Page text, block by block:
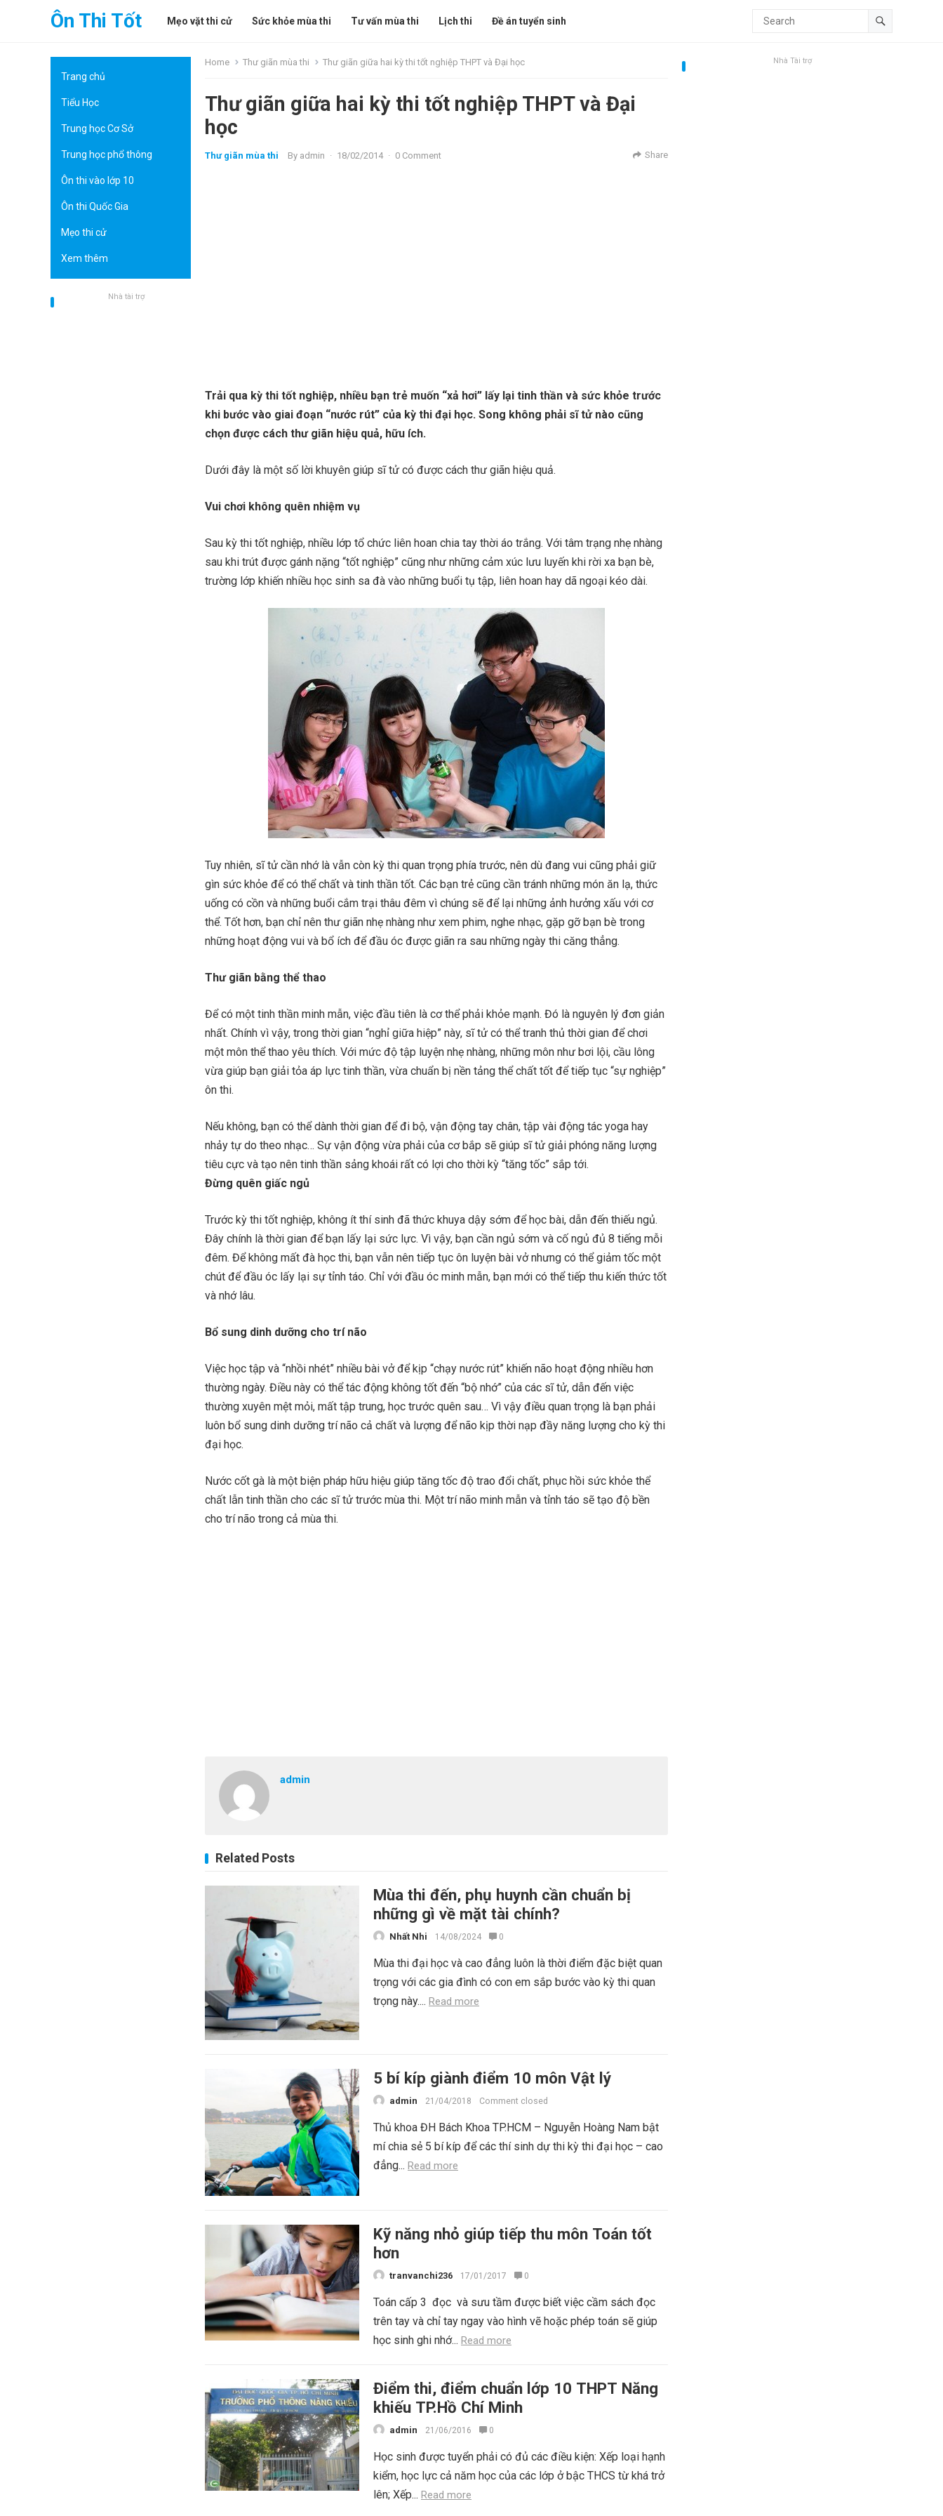
Ôn Thi Tốt Mẹo vặt thi cử Sức khỏe mùa thi Tư vấn mùa thi Lịch thi Đề án tuyển sinh
Trang chủ
Tiểu Học
Trung học Cơ Sở
Trung học phổ thông
Ôn thi vào lớp 10
Ôn thi Quốc Gia
Mẹo thi cử
Xem thêm
Nhà tài trợ
Home Thư giãn mùa thi Thư giãn giữa hai kỳ thi tốt nghiệp THPT và Đại học
Thư giãn giữa hai kỳ thi tốt nghiệp THPT và Đại
học
Thư giãn mùa thi By admin · 18/02/2014 · 0 Comment Share
Trải qua kỳ thi tốt nghiệp, nhiều bạn trẻ muốn “xả hơi” lấy lại tinh thần và sức khỏe trước
khi bước vào giai đoạn “nước rút” của kỳ thi đại học. Song không phải sĩ tử nào cũng
chọn được cách thư giãn hiệu quả, hữu ích.
Dưới đây là một số lời khuyên giúp sĩ tử có được cách thư giãn hiệu quả.
Vui chơi không quên nhiệm vụ
Sau kỳ thi tốt nghiệp, nhiều lớp tổ chức liên hoan chia tay thời áo trắng. Với tâm trạng nhẹ nhàng
sau khi trút được gánh nặng “tốt nghiệp” cũng như những cảm xúc lưu luyến khi rời xa bạn bè,
trường lớp khiến nhiều học sinh sa đà vào những buổi tụ tập, liên hoan hay dã ngoại kéo dài.
Tuy nhiên, sĩ tử cần nhớ là vẫn còn kỳ thi quan trọng phía trước, nên dù đang vui cũng phải giữ
gìn sức khỏe để có thể chất và tinh thần tốt. Các bạn trẻ cũng cần tránh những món ăn lạ, thức
uống có cồn và những buổi cắm trại thâu đêm vì chúng sẽ để lại những ảnh hưởng xấu với cơ
thể. Tốt hơn, bạn chỉ nên thư giãn nhẹ nhàng như xem phim, nghe nhạc, gặp gỡ bạn bè trong
những hoạt động vui và bổ ích để đầu óc được giãn ra sau những ngày thi căng thẳng.
Thư giãn bằng thể thao
Để có một tinh thần minh mẫn, việc đầu tiên là cơ thể phải khỏe mạnh. Đó là nguyên lý đơn giản
nhất. Chính vì vậy, trong thời gian “nghỉ giữa hiệp” này, sĩ tử có thể tranh thủ thời gian để chơi
một môn thể thao yêu thích. Với mức độ tập luyện nhẹ nhàng, những môn như bơi lội, cầu lông
vừa giúp bạn giải tỏa áp lực tinh thần, vừa chuẩn bị nền tảng thể chất tốt để tiếp tục “sự nghiệp”
ôn thi.
Nếu không, bạn có thể dành thời gian để đi bộ, vận động tay chân, tập vài động tác yoga hay
nhảy tự do theo nhạc… Sự vận động vừa phải của cơ bắp sẽ giúp sĩ tử giải phóng năng lượng
tiêu cực và tạo nên tinh thần sảng khoái rất có lợi cho thời kỳ “tăng tốc” sắp tới.
Đừng quên giấc ngủ
Trước kỳ thi tốt nghiệp, không ít thí sinh đã thức khuya dậy sớm để học bài, dẫn đến thiếu ngủ.
Đây chính là thời gian để bạn lấy lại sức lực. Vì vậy, bạn cần ngủ sớm và cố ngủ đủ 8 tiếng mỗi
đêm. Để không mất đà học thi, bạn vẫn nên tiếp tục ôn luyện bài vở nhưng có thể giảm tốc một
chút để đầu óc lấy lại sự tỉnh táo. Chỉ với đầu óc minh mẫn, bạn mới có thể tiếp thu kiến thức tốt
và nhớ lâu.
Bổ sung dinh dưỡng cho trí não
Việc học tập và “nhồi nhét” nhiều bài vở để kịp “chạy nước rút” khiến não hoạt động nhiều hơn
thường ngày. Điều này có thể tác động không tốt đến “bộ nhớ” của các sĩ tử, dẫn đến việc
thường xuyên mệt mỏi, mất tập trung, học trước quên sau… Vì vậy điều quan trọng là bạn phải
luôn bổ sung dinh dưỡng trí não cả chất và lượng để não kịp thời nạp đầy năng lượng cho kỳ thi
đại học.
Nước cốt gà là một biện pháp hữu hiệu giúp tăng tốc độ trao đổi chất, phục hồi sức khỏe thể
chất lẫn tinh thần cho các sĩ tử trước mùa thi. Một trí não minh mẫn và tỉnh táo sẽ tạo độ bền
cho trí não trong cả mùa thi.
admin
Related Posts
Mùa thi đến, phụ huynh cần chuẩn bị
những gì về mặt tài chính?
Nhất Nhi 14/08/2024 0
Mùa thi đại học và cao đẳng luôn là thời điểm đặc biệt quan
trọng với các gia đình có con em sắp bước vào kỳ thi quan
trọng này.... Read more
5 bí kíp giành điểm 10 môn Vật lý
admin 21/04/2018 Comment closed
Thủ khoa ĐH Bách Khoa TP.HCM – Nguyễn Hoàng Nam bật
mí chia sẻ 5 bí kíp để các thí sinh dự thi kỳ thi đại học – cao
đẳng... Read more
Kỹ năng nhỏ giúp tiếp thu môn Toán tốt
hơn
tranvanchi236 17/01/2017 0
Toán cấp 3 đọc và sưu tầm được biết việc cầm sách đọc
trên tay và chỉ tay ngay vào hình vẽ hoặc phép toán sẽ giúp
học sinh ghi nhớ... Read more
Điểm thi, điểm chuẩn lớp 10 THPT Năng
khiếu TP.Hồ Chí Minh
admin 21/06/2016 0
Học sinh được tuyển phải có đủ các điều kiện: Xếp loại hạnh
kiểm, học lực cả năm học của các lớp ở bậc THCS từ khá trở
lên; Xếp... Read more
Nhà Tài trợ